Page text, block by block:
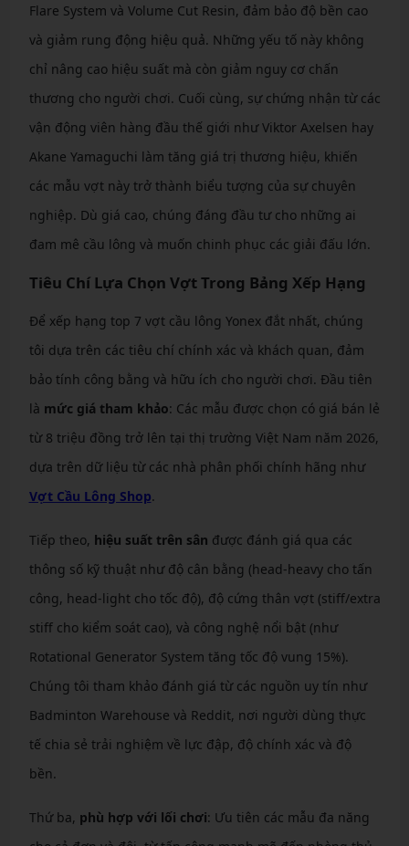
Flare System và Volume Cut Resin, đảm bảo độ bền cao
và giảm rung động hiệu quả. Những yếu tố này không
chỉ nâng cao hiệu suất mà còn giảm nguy cơ chấn
thương cho người chơi. Cuối cùng, sự chứng nhận từ các
vận động viên hàng đầu thế giới như Viktor Axelsen hay
Akane Yamaguchi làm tăng giá trị thương hiệu, khiến
các mẫu vợt này trở thành biểu tượng của sự chuyên
nghiệp. Dù giá cao, chúng đáng đầu tư cho những ai
đam mê cầu lông và muốn chinh phục các giải đấu lớn.
Tiêu Chí Lựa Chọn Vợt Trong Bảng Xếp Hạng
Để xếp hạng top 7 vợt cầu lông Yonex đắt nhất, chúng
tôi dựa trên các tiêu chí chính xác và khách quan, đảm
bảo tính công bằng và hữu ích cho người chơi. Đầu tiên
là mức giá tham khảo: Các mẫu được chọn có giá bán lẻ
từ 8 triệu đồng trở lên tại thị trường Việt Nam năm 2026,
dựa trên dữ liệu từ các nhà phân phối chính hãng như
Vợt Cầu Lông Shop.
Tiếp theo, hiệu suất trên sân được đánh giá qua các
thông số kỹ thuật như độ cân bằng (head-heavy cho tấn
công, head-light cho tốc độ), độ cứng thân vợt (stiff/extra
stiff cho kiểm soát cao), và công nghệ nổi bật (như
Rotational Generator System tăng tốc độ vung 15%).
Chúng tôi tham khảo đánh giá từ các nguồn uy tín như
Badminton Warehouse và Reddit, nơi người dùng thực
tế chia sẻ trải nghiệm về lực đập, độ chính xác và độ
bền.
Thứ ba, phù hợp với lối chơi: Ưu tiên các mẫu đa năng